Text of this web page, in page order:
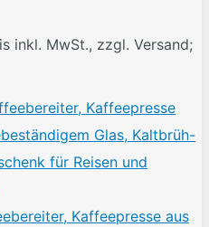
inkl. MwSt., zzgl. Versand;
Kaffeepresse aus